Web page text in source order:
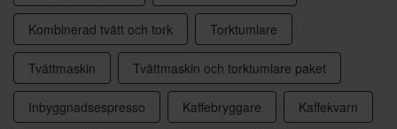
Kombinerad tvätt och tork Torktumlare
Tvättmaskin Tvättmaskin och torktumlare paket
Inbyggnadsespresso Kaffebryggare Kaffekvarn